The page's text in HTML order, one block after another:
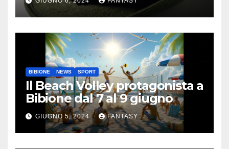
BIBIONE NEWS SPORT
Il Beach Volley protagonista a
Bibione dal 7 al 9 giugno
GIUGNO 5, 2024 FANTASY